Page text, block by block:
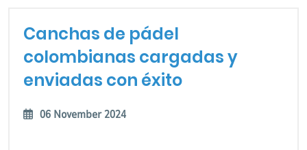
CARGADAS Y ENVIADAS CON ÉXITO
Canchas de pádel
colombianas cargadas y
enviadas con éxito
06 November 2024